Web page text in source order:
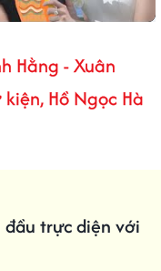
Hằng - Xuân
Hồ Ngọc Hà
đầu trực diện với